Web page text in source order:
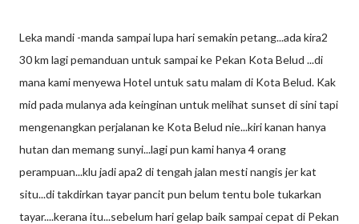
Leka mandi -manda sampai lupa hari semakin petang...ada kira2
30 km lagi pemanduan untuk sampai ke Pekan Kota Belud ...di
mana kami menyewa Hotel untuk satu malam di Kota Belud. Kak
mid pada mulanya ada keinginan untuk melihat sunset di sini tapi
mengenangkan perjalanan ke Kota Belud nie...kiri kanan hanya
hutan dan memang sunyi...lagi pun kami hanya 4 orang
perampuan...klu jadi apa2 di tengah jalan mesti nangis jer kat
situ...di takdirkan tayar pancit pun belum tentu bole tukarkan
tayar....kerana itu...sebelum hari gelap baik sampai cepat di Pekan